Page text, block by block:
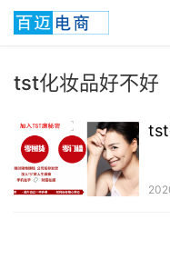
tst化妆品好不好
tst